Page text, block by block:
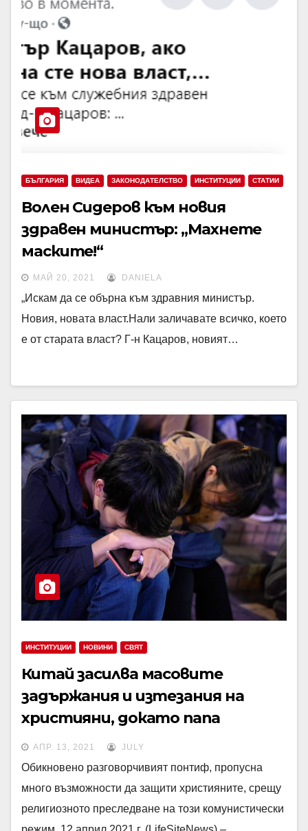
БЪЛГАРИЯ ВИДЕА ЗАКОНОДАТЕЛСТВО ИНСТИТУЦИИ СТАТИИ
Волен Сидеров към новия
здравен министър: „Махнете
маските!“
МАЙ 20, 2021 DANIELA
„Искам да се обърна към здравния министър.
Новия, новата власт.Нали заличавате всичко, което
е от старата власт? Г-н Кацаров, новият…
ИНСТИТУЦИИ НОВИНИ СВЯТ
Китай засилва масовите
задържания и изтезания на
християни, докато папа
Франциск продължава да мълчи
АПР. 13, 2021 JULY
Обикновено разговорчивият понтиф, пропусна
много възможности да защити християните, срещу
религиозното преследване на този комунистически